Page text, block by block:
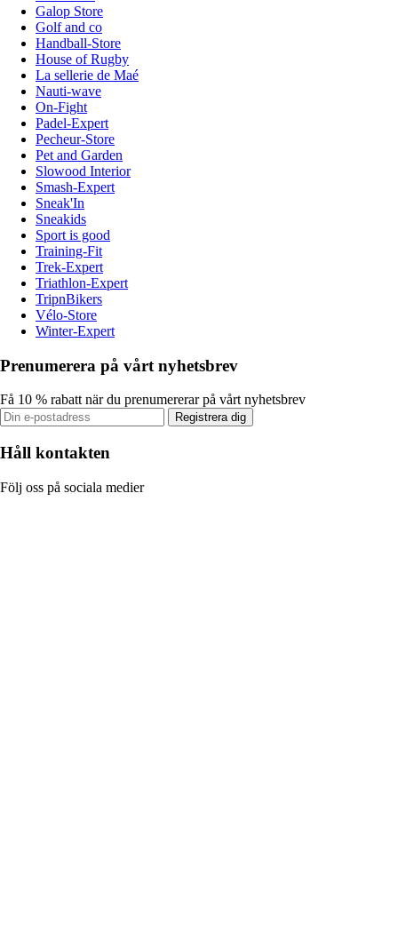
Galop Store
Golf and co
Handball-Store
House of Rugby
La sellerie de Maé
Nauti-wave
On-Fight
Padel-Expert
Pecheur-Store
Pet and Garden
Slowood Interior
Smash-Expert
Sneak'In
Sneakids
Sport is good
Training-Fit
Trek-Expert
Triathlon-Expert
TripnBikers
Vélo-Store
Winter-Expert
Prenumerera på vårt nyhetsbrev
Få 10 % rabatt när du prenumererar på vårt nyhetsbrev
Registrera dig
Håll kontakten
Följ oss på sociala medier